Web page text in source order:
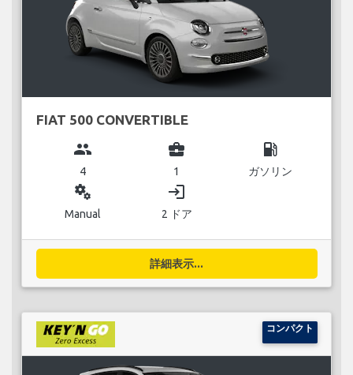
FIAT 500 CONVERTIBLE
group
4
business_center
1
local_gas_station
ガソリン
miscellaneous_services
Manual
login
2 ドア
詳細表示...
コンパクト